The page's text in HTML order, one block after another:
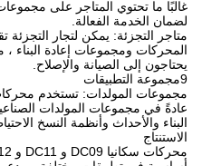
غالبًا ما تحتوي المتاجر على مجموعات
لضمان الخدمة الفعالة.
متاجر التجزئة: يمكن لتجار
المحركات ومجموعات إعادة البناء ،
يحتاجون إلى الصيانة والإصلاح.
9مجموعة التطبيقات
عادةً في مجموعات المولدات
البناء والأحداث وأنظمة النسخ
الاستنتاج